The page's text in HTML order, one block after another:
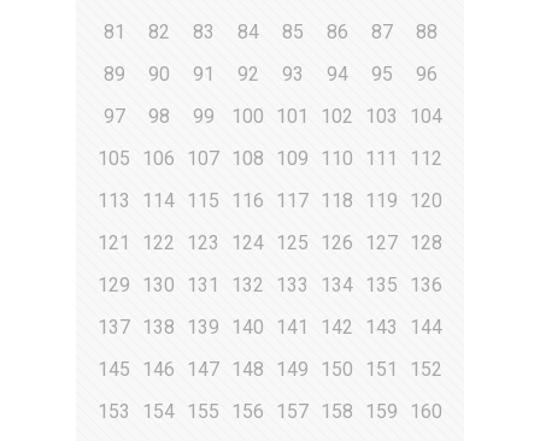
81
82 83 84 85 86 87
88
89
90 91 92 93 94 95
96
97
98 99 100 101 102 103
104
105
106 107 108 109 110 111
112
113
114 115 116 117 118 119
120
121
122 123 124 125 126 127 128
129
130 131 132 133 134 135
136
137 138 139 140 141 142 143
144
145
146 147 148 149 150 151
152
153
154 155 156 157 158 159
160